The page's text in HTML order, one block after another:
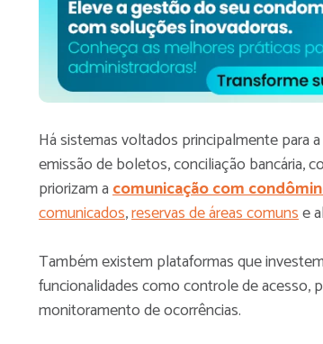
Há sistemas voltados principalmente para a
emissão de boletos, conciliação bancária,
priorizam acomunicação com
comunicados,reservas de áreas comunse
Também existem plataformas que
funcionalidades como controle de acesso,
monitoramento de ocorrências.